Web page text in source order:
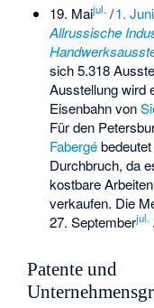
19. Maijul./1. Juni
Allrussische
sich 5.318
Ausstellung wird
Eisenbahn von
Für den
Fabergébedeutet
Durchbruch, da
kostbare
verkaufen. Die
27. Septemberjul.
Patente und